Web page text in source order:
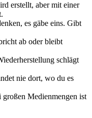
erstellt, aber mit einer
es gäbe eins. Gibt
ab oder bleibt
schlägt
nie dort, wo du es
großen Medienmengen ist